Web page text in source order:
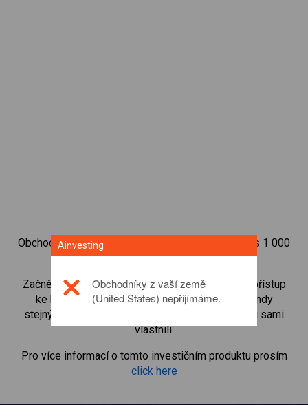
Obchodujte na obchodní platformě Ainvesting přes 1 000
mezinárodních akcií.
Začněte obchodovat CFD naSiemens. Získejte přístup
ke kurzům v reálném čase a dostávejte dividendy
stejným způsobem, jako kdybyste akcie opravdu sami
vlastnili.
Pro více informací o tomto investičním produktu prosím
click here
Ainvesting
Obchodníky z vaší země
(United States) nepřijímáme.